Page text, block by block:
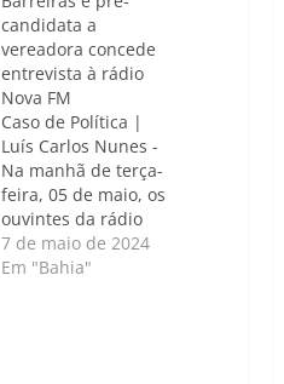
candidata a
vereadora concede
entrevista à rádio
Nova FM
Caso de Política |
Luís Carlos Nunes -
Na manhã de terça-
feira, 05 de maio, os
ouvintes da rádio
NOVA FM Barreiras
sintonizaram-se para
7 de maio de 2024
Em "Bahia"